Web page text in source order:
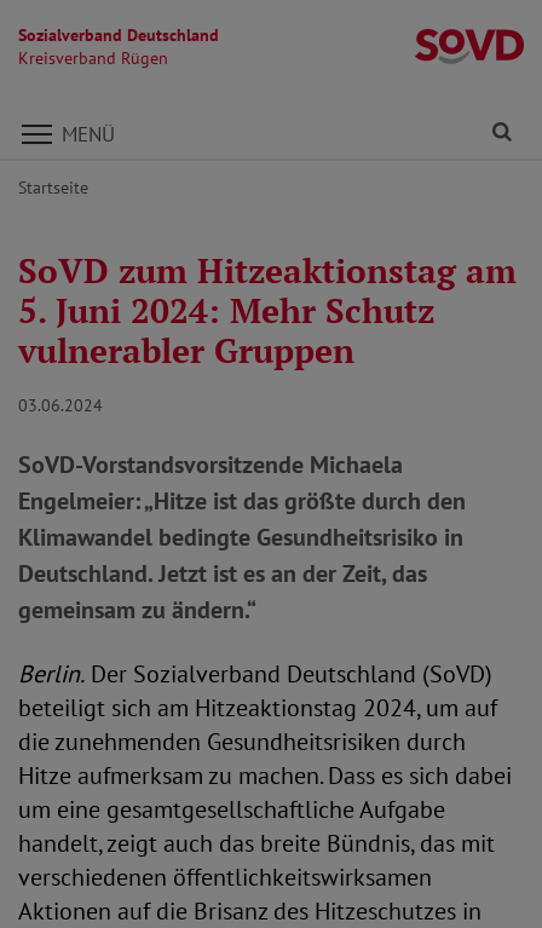
Sozialverband Deutschland
Kreisverband Rügen
Direkt zu den Inhalten springen
MENÜ
Startseite
SoVD zum Hitzeaktionstag am
5. Juni 2024: Mehr Schutz
vulnerabler Gruppen
03.06.2024
SoVD-Vorstandsvorsitzende Michaela
Engelmeier: „Hitze ist das größte durch den
Klimawandel bedingte Gesundheitsrisiko in
Deutschland. Jetzt ist es an der Zeit, das
gemeinsam zu ändern.“
Berlin. Der Sozialverband Deutschland (SoVD)
beteiligt sich am Hitzeaktionstag 2024, um auf
die zunehmenden Gesundheitsrisiken durch
Hitze aufmerksam zu machen. Dass es sich dabei
um eine gesamtgesellschaftliche Aufgabe
handelt, zeigt auch das breite Bündnis, das mit
verschiedenen öffentlichkeitswirksamen
Aktionen auf die Brisanz des Hitzeschutzes in